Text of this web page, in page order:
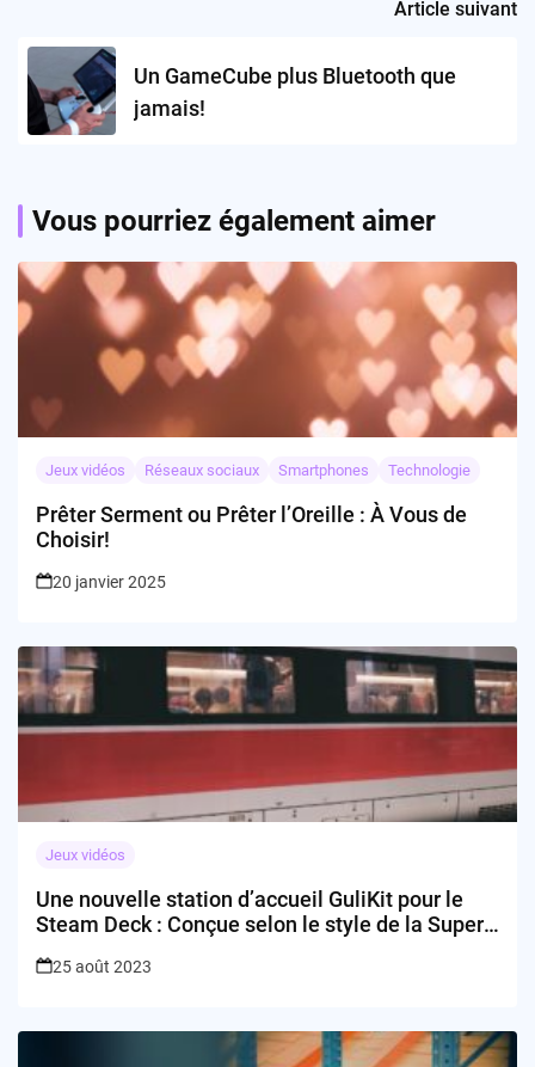
Article suivant
Un GameCube plus Bluetooth que
jamais!
Vous pourriez également aimer
Jeux vidéos Réseaux sociaux Smartphones Technologie
Prêter Serment ou Prêter l’Oreille : À Vous de
Choisir!
20 janvier 2025
Jeux vidéos
Une nouvelle station d’accueil GuliKit pour le
Steam Deck : Conçue selon le style de la Super
25 août 2023